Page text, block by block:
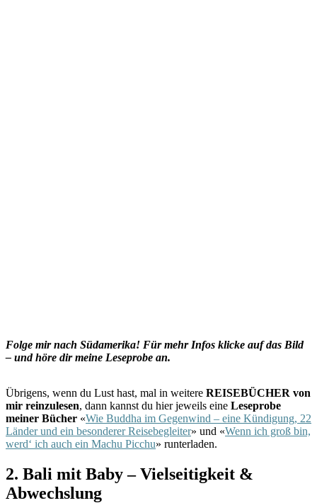
Folge mir nach Südamerika! Für mehr Infos klicke auf das Bild
– und höre dir meine Leseprobe an.
Übrigens, wenn du Lust hast, mal in weitere REISEBÜCHER von
mir reinzulesen, dann kannst du hier jeweils eine Leseprobe
meiner Bücher «Wie Buddha im Gegenwind – eine Kündigung, 22
Länder und ein besonderer Reisebegleiter» und «Wenn ich groß bin,
werd‘ ich auch ein Machu Picchu» runterladen.
2. Bali mit Baby – Vielseitigkeit &
Abwechslung